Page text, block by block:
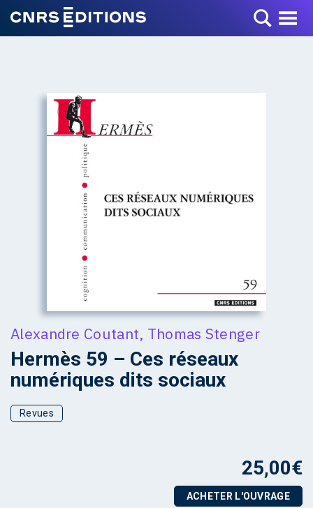
Toggle Menu
+
Alexandre Coutant, Thomas Stenger
Hermès 59 – Ces réseaux
numériques dits sociaux
Revues
25,00€
ACHETER L'OUVRAGE